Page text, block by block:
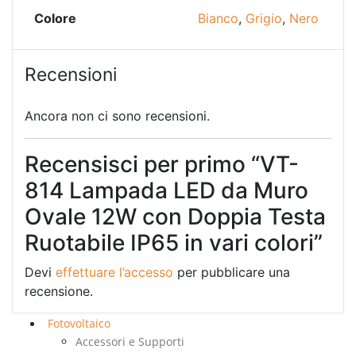
Colore Bianco, Grigio, Nero
Recensioni
Ancora non ci sono recensioni.
Recensisci per primo “VT-
814 Lampada LED da Muro
Ovale 12W con Doppia Testa
Ruotabile IP65 in vari colori”
Devi effettuare l’accesso per pubblicare una
recensione.
Fotovoltaico
Accessori e Supporti